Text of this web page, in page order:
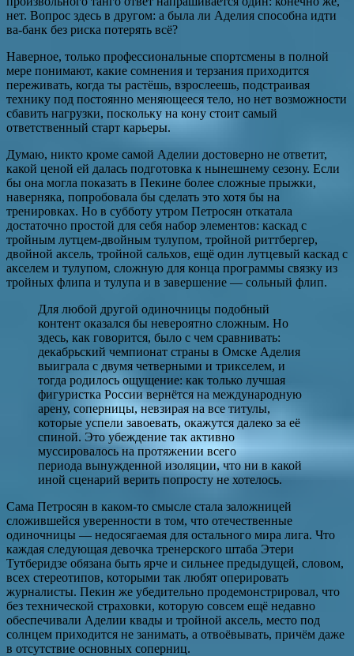
нет. Вопрос здесь в другом: а была ли Аделия способна идти
ва-банк без риска потерять всё?
Наверное, только профессиональные спортсмены в полной
мере понимают, какие сомнения и терзания приходится
переживать, когда ты растёшь, взрослеешь, подстраивая
технику под постоянно меняющееся тело, но нет возможности
сбавить нагрузки, поскольку на кону стоит самый
ответственный старт карьеры.
Думаю, никто кроме самой Аделии достоверно не ответит,
какой ценой ей далась подготовка к нынешнему сезону. Если
бы она могла показать в Пекине более сложные прыжки,
наверняка, попробовала бы сделать это хотя бы на
тренировках. Но в субботу утром Петросян откатала
достаточно простой для себя набор элементов: каскад с
тройным лутцем-двойным тулупом, тройной риттбергер,
двойной аксель, тройной сальхов, ещё один лутцевый каскад с
акселем и тулупом, сложную для конца программы связку из
тройных флипа и тулупа и в завершение — сольный флип.
Для любой другой одиночницы подобный
контент оказался бы невероятно сложным. Но
здесь, как говорится, было с чем сравнивать:
декабрьский чемпионат страны в Омске Аделия
выиграла с двумя четверными и трикселем, и
тогда родилось ощущение: как только лучшая
фигуристка России вернётся на международную
арену, соперницы, невзирая на все титулы,
которые успели завоевать, окажутся далеко за её
спиной. Это убеждение так активно
муссировалось на протяжении всего
периода вынужденной изоляции, что ни в какой
иной сценарий верить попросту не хотелось.
Сама Петросян в каком-то смысле стала заложницей
сложившейся уверенности в том, что отечественные
одиночницы — недосягаемая для остального мира лига. Что
каждая следующая девочка тренерского штаба Этери
Тутберидзе обязана быть ярче и сильнее предыдущей, словом,
всех стереотипов, которыми так любят оперировать
журналисты. Пекин же убедительно продемонстрировал, что
без технической страховки, которую совсем ещё недавно
обеспечивали Аделии квады и тройной аксель, место под
солнцем приходится не занимать, а отвоёвывать, причём даже
в отсутствие основных соперниц.